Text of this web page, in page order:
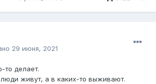
29 июня, 2021
то делает.
люди живут, а в каких-то выживают.